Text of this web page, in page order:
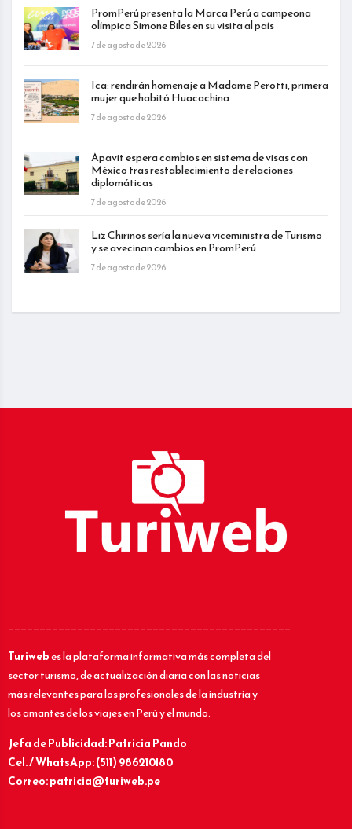
PromPerú presenta la Marca Perú a campeona
olímpica Simone Biles en su visita al país
7 de agosto de 2026
Ica: rendirán homenaje a Madame Perotti, primera
mujer que habitó Huacachina
7 de agosto de 2026
Apavit espera cambios en sistema de visas con
México tras restablecimiento de relaciones
diplomáticas
7 de agosto de 2026
Liz Chirinos sería la nueva viceministra de Turismo
y se avecinan cambios en PromPerú
7 de agosto de 2026
_____________________________________________
Turiwebes la plataforma informativa más completa del
sector turismo, de actualización diaria con las noticias
más relevantes para los profesionales de la industria y
los amantes de los viajes en Perú y el mundo.
Jefa de Publicidad: Patricia Pando
Cel. / WhatsApp: (511) 986210180
Correo: patricia@turiweb.pe